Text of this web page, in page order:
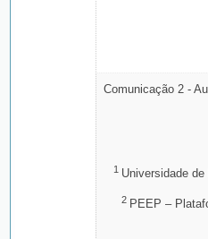
Comunicação 2 -
1 Universidade
2 PEEP –